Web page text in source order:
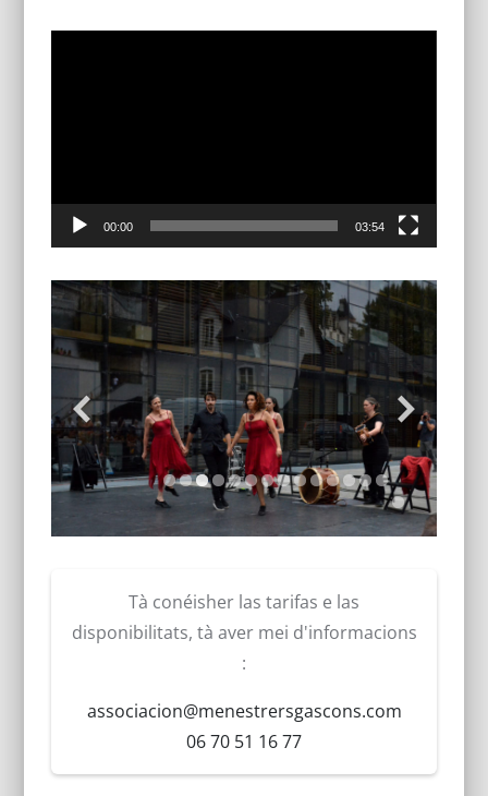
00:00 03:54
Tà conéisher las tarifas e las
disponibilitats, tà aver mei d'informacions
:
associacion@menestrersgascons.com
06 70 51 16 77